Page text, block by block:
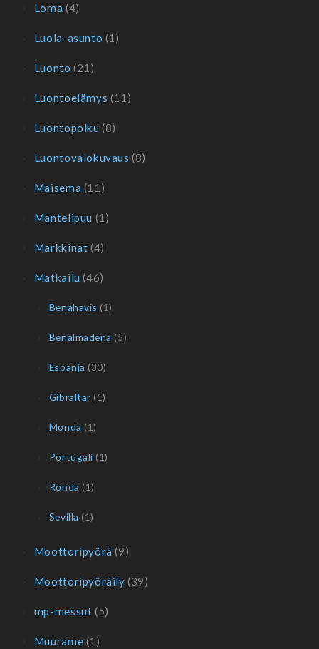
Loma (4)
Luola-asunto (1)
Luonto (21)
Luontoelämys (11)
Luontopolku (8)
Luontovalokuvaus (8)
Maisema (11)
Mantelipuu (1)
Markkinat (4)
Matkailu (46)
Benahavis (1)
Benalmadena (5)
Espanja (30)
Gibraltar (1)
Monda (1)
Portugali (1)
Ronda (1)
Sevilla (1)
Moottoripyörä (9)
Moottoripyöräily (39)
mp-messut (5)
Muurame (1)